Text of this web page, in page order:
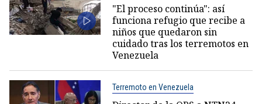
"El proceso continúa": así
funciona refugio que recibe a
niños que quedaron sin
cuidado tras los terremotos en
Venezuela
Terremoto en Venezuela